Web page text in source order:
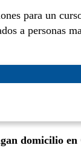
para un
a personas
domicilio